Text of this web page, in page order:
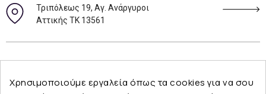
Τριπόλεως 19, Αγ. Ανάργυροι
Αττικής ΤΚ 13561
Χρησιμοποιούμε εργαλεία όπως τα cookies για να σου